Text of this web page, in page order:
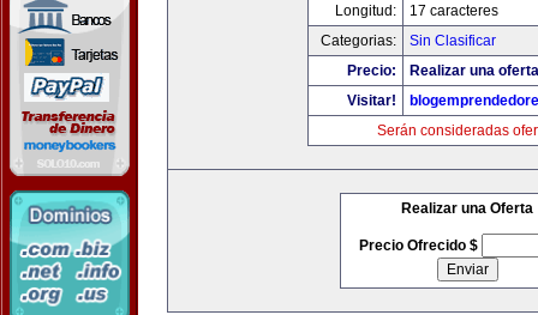
Longitud:
17 caracteres
Categorias:
Sin Clasificar
Precio:
Realizar una
Visitar!
Serán consideradas
Realizar una Oferta
Precio Ofrecido $